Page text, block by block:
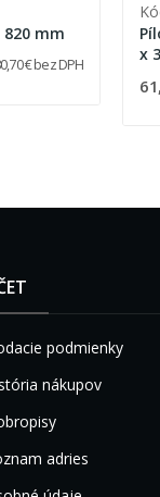
mm
€ bez DPH
x
podmienky
nákupov
adries